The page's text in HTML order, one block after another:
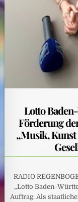
Lotto
Förderung
„Musik,
RADIO
„Lotto Baden-
Auftrag. Als